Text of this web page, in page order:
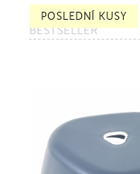
POSLEDNÍ KUSY
BESTSELLER